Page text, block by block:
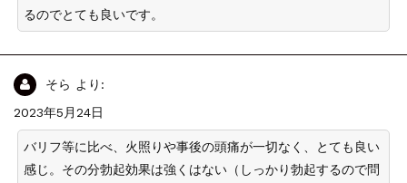
るのでとても良いです。
そら より:
2023年5月24日
バリフ等に比べ、火照りや事後の頭痛が一切なく、とても良い
感じ。その分勃起効果は強くはない（しっかり勃起するので問